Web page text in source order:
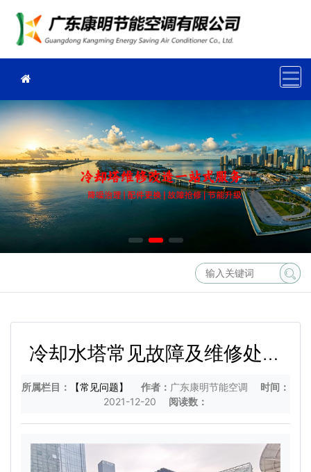
冷却水塔常见故障及维修处理
方法
所属栏目： 【常见问题】 作者： 广东康明节能空调
时间：
2021-12-20
阅读数：